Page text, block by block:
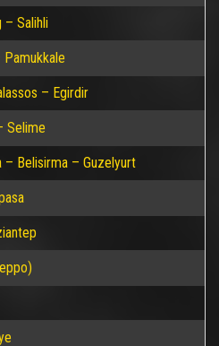
– Salihli
– Egirdir
Selime
– Belisirma – Guzelyurt